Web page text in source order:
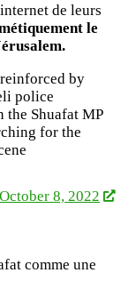
de leurs
le
by
police
the Shuafat MP
for the
October 8, 2022
comme une